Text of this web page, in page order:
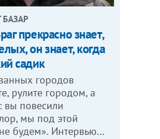
БАЗАР
прекрасно знает,
он знает, когда
садик
городов
рулите городом, а
вы повесили
мы под этой
будем». Интервью…